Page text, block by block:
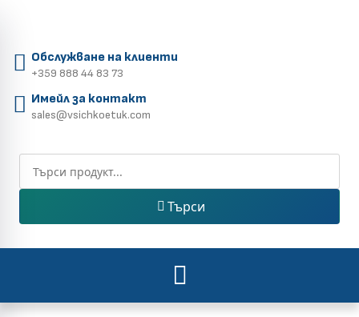
Обслужване на клиенти
+359 888 44 83 73
Имейл за контакт
sales@vsichkoetuk.com
Търси